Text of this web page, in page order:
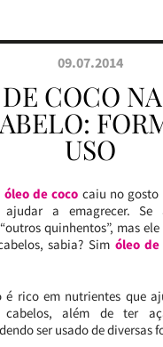
09.07.2014
COCO
USO
óleo de coco caiu no gosto
ajudar a emagrecer.
quinhentos”, mas
sabia? Sim óleo
é rico em nutrientes que
além de ter
ser usado de diversas